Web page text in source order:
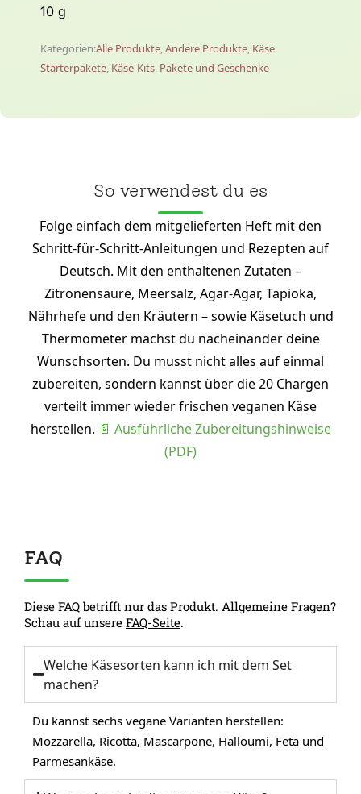
10 g
Kategorien:Alle Produkte,Andere Produkte, Käse
Starterpakete, Käse-Kits, Pakete und Geschenke
So verwendest du es
Folge einfach dem mitgelieferten Heft mit den
Schritt-für-Schritt-Anleitungen und Rezepten auf
Deutsch. Mit den enthaltenen Zutaten –
Zitronensäure, Meersalz, Agar-Agar, Tapioka,
Nährhefe und den Kräutern – sowie Käsetuch und
Thermometer machst du nacheinander deine
Wunschsorten. Du musst nicht alles auf einmal
zubereiten, sondern kannst über die 20 Chargen
verteilt immer wieder frischen veganen Käse
herstellen. 📄 Ausführliche Zubereitungshinweise
(PDF)
FAQ
Diese FAQ betrifft nur das Produkt. Allgemeine Fragen?
Schau auf unsere FAQ-Seite.
Welche Käsesorten kann ich mit dem Set
machen?
Du kannst sechs vegane Varianten herstellen:
Mozzarella, Ricotta, Mascarpone, Halloumi, Feta und
Parmesankäse.